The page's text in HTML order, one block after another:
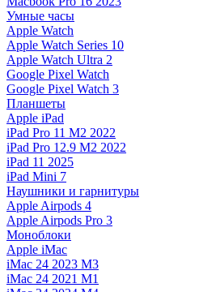
Умные часы
Apple Watch
Apple Watch Series 10
Apple Watch Ultra 2
Google Pixel Watch
Google Pixel Watch 3
Планшеты
Apple iPad
iPad Pro 11 M2 2022
iPad Pro 12.9 M2 2022
iPad 11 2025
iPad Mini 7
Наушники и гарнитуры
Apple Airpods 4
Apple Airpods Pro 3
Моноблоки
Apple iMac
iMac 24 2023 M3
iMac 24 2021 M1